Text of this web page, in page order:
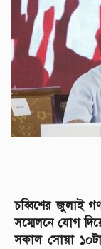
চব্বিশের জুলাই
সম্মেলনে যোগ
সকাল সোয়া